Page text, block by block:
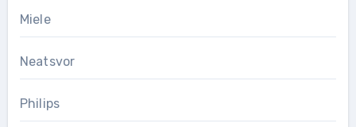
Miele
Neatsvor
Philips